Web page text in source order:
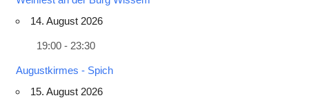
14. August 2026
19:00 - 23:30
Augustkirmes - Spich
15. August 2026